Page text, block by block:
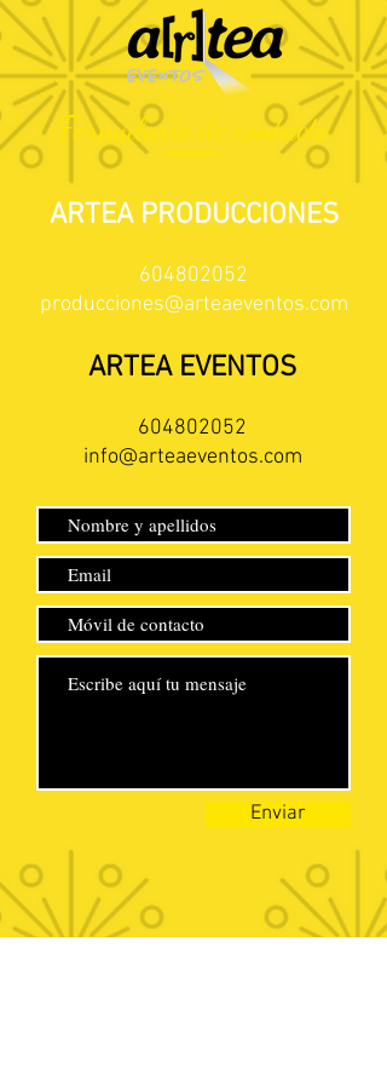
Formulario de contacto
ARTEA PRODUCCIONES
604802052
producciones@arteaeventos.com
ARTEA EVENTOS
604802052
info@arteaeventos.com
Enviar